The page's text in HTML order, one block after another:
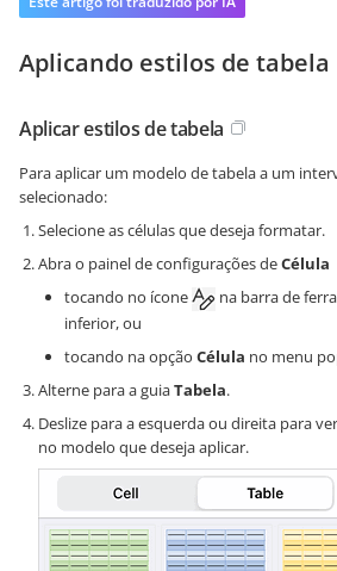
Aplicando estilos de tabela
Aplicar estilos de tabela
Para aplicar um modelo de tabela a um
selecionado:
Selecione as células que deseja formatar.
Abra o painel de configurações deCélula
tocando no ícone
na barra de
inferior, ou
tocando na opção Célula no menu
Alterne para a guiaTabela.
Deslize para a esquerda ou direita para
no modelo que deseja aplicar.